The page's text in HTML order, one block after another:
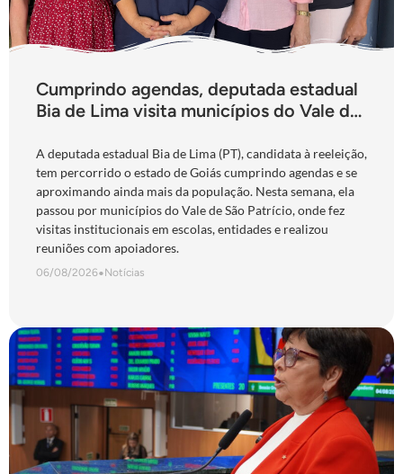
Cumprindo agendas, deputada estadual
Bia de Lima visita municípios do Vale do
A deputada estadual Bia de Lima (PT), candidata à reeleição,
tem percorrido o estado de Goiás cumprindo agendas e se
aproximando ainda mais da população. Nesta semana, ela
passou por municípios do Vale de São Patrício, onde fez
visitas institucionais em escolas, entidades e realizou
reuniões com apoiadores.
06/08/2026•Notícias